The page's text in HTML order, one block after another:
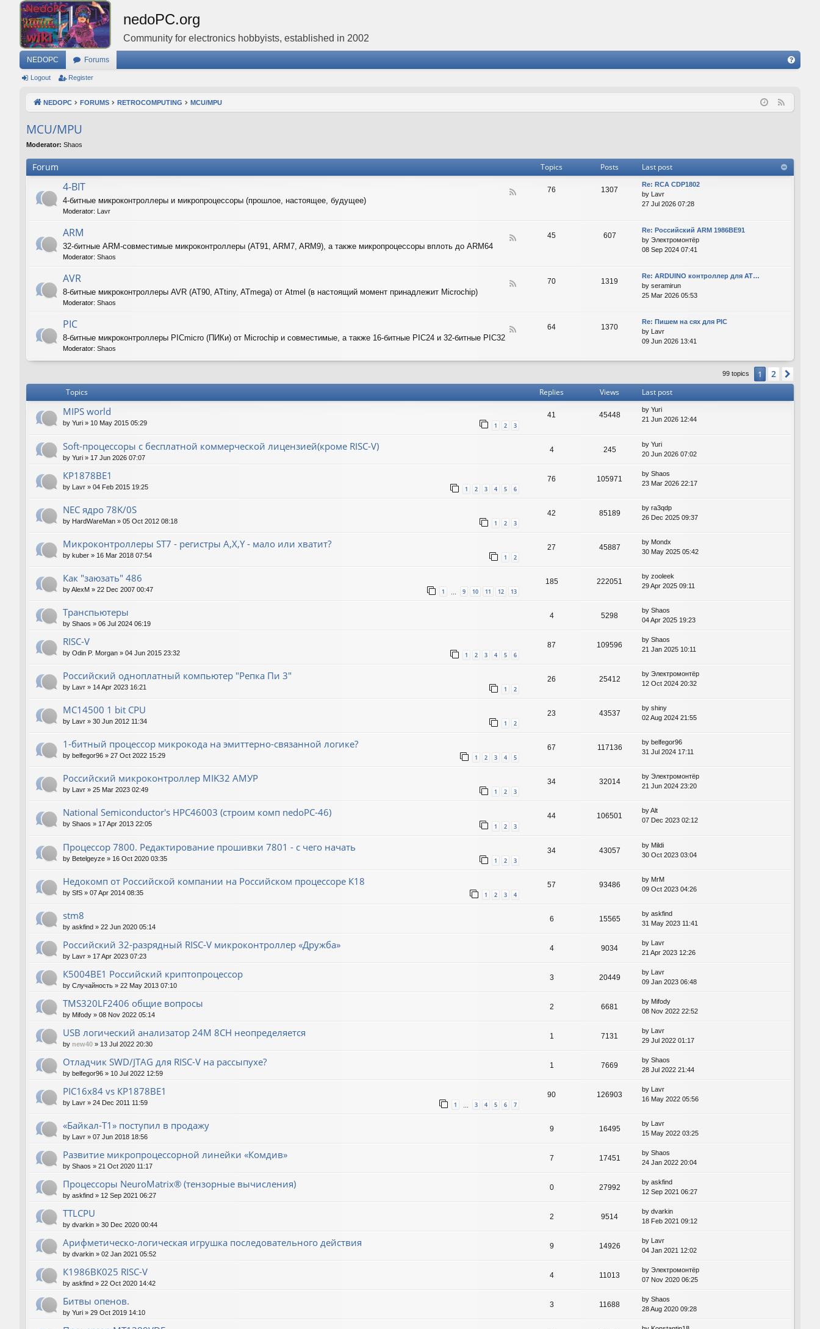
nedoPC.org
Community for electronics hobbyists, established in 2002
NEDOPC Forums
Q
Logout Register
NEDOPC FORUMS RETROCOMPUTING MCU/MPU
MCU/MPU
Moderator: Shaos
Forum Topics Posts Last post
F
d
4
T
4-BIT
4-битные микроконтроллеры и микропроцессоры (прошлое, настоящее, будущее)
Moderator: Lavr
76 1307
Re: RCA CDP1802
by Lavr
27 Jul 2026 07:28
F
d
A
ARM
32-битные ARM-совместимые микроконтроллеры (AT91, ARM7, ARM9), а также микропроцессоры вплоть до ARM64
Moderator: Shaos
45 607
Re: Российский ARM 1986ВЕ91
by Электромонтёр
08 Sep 2024 07:41
F
d
A
AVR
8-битные микроконтроллеры AVR (AT90, ATtiny, ATmega) от Atmel (в настоящий момент принадлежит Microchip)
Moderator: Shaos
70 1319
Re: ARDUINO контроллер для AT…
by seramirun
25 Mar 2026 05:53
F
PIC
8-битные микроконтроллеры PICmicro (ПИКи) от Microchip и совместимые, а также 16-битные PIC24 и 32-битные PIC32
Moderator: Shaos
64 1370
Re: Пишем на сях для PIC
by Lavr
09 Jun 2026 13:41
99 topics 1 2
Topics Replies Views Last post
MIPS world
by Yuri » 10 May 2015 05:29 1 2 3
41 45448
by Yuri
21 Jun 2026 12:44
Soft-процессоры с бесплатной коммерческой лицензией(кроме RISC-V)
by Yuri » 17 Jun 2026 07:07
4 245
by Yuri
20 Jun 2026 07:02
КР1878ВЕ1
by Lavr » 04 Feb 2015 19:25 1 2 3 4 5 6
76 105971
by Shaos
23 Mar 2026 22:17
NEC ядро 78K/0S
by HardWareMan » 05 Oct 2012 08:18 1 2 3
42 85189
by ra3qdp
26 Dec 2025 09:37
Микроконтроллеры ST7 - регистры A,X,Y - мало или хватит?
by kuber » 16 Mar 2018 07:54 1 2
27 45887
by Mondx
30 May 2025 05:42
Как "заюзать" 486
byAlexM » 22 Dec 2007 00:47 1 9 10 11 12 13
185 222051
by zooleek
29 Apr 2025 09:11
Транспьютеры
by Shaos » 06 Jul 2024 06:19
4 5298
by Shaos
04 Apr 2025 19:23
RISC-V
by Odin P. Morgan » 04 Jun 2015 23:32 1 2 3 4 5 6
87 109596
by Shaos
21 Jan 2025 10:11
Российский одноплатный компьютер "Репка Пи 3"
by Lavr » 14 Apr 2023 16:21 1 2
26 25412
by Электромонтёр
12 Oct 2024 20:32
MC14500 1 bit CPU
by Lavr » 30 Jun 2012 11:34 1 2
23 43537
by shiny
02 Aug 2024 21:55
1-битный процессор микрокода на эмиттерно-связанной логике?
by belfegor96 » 27 Oct 2022 15:29 1 2 3 4 5
67 117136
by belfegor96
31 Jul 2024 17:11
Российский микроконтроллер MIK32 АМУР
by Lavr » 25 Mar 2023 02:49 1 2 3
34 32014
by Электромонтёр
21 Jun 2024 23:20
National Semiconductor's HPC46003 (строим комп nedoPC-46)
by Shaos » 17 Apr 2013 22:05 1 2 3
44 106501
byAlt
07 Dec 2023 02:12
Процессор 7800. Редактирование прошивки 7801 - с чего начать
by Betelgeyze » 16 Oct 2020 03:35 1 2 3
34 43057
by Mildi
30 Oct 2023 03:04
Недокомп от Российской компании на Российском процессоре К18
by SfS » 07 Apr 2014 08:35 1 2 3 4
57 93486
by MrM
09 Oct 2023 04:26
stm8
by askfind » 22 Jun 2020 05:14
6 15565
by askfind
31 May 2023 11:41
Российский 32-разрядный RISC-V микроконтроллер «Дружба»
by Lavr » 17 Apr 2023 07:23
4 9034
by Lavr
21 Apr 2023 12:26
К5004ВЕ1 Российский криптопроцессор
by Случайность » 22 May 2013 07:10
3 20449
by Lavr
09 Jan 2023 06:48
TMS320LF2406 общие вопросы
by Mifody » 08 Nov 2022 05:14
2 6681
by Mifody
08 Nov 2022 22:52
USB логический анализатор 24M 8CH неопределяется
by new40 » 13 Jul 2022 20:30
1 7131
by Lavr
29 Jul 2022 01:17
Отладчик SWD/JTAG для RISC-V на рассыпухе?
by belfegor96 » 10 Jul 2022 12:59
1 7669
by Shaos
28 Jul 2022 21:44
PIC16x84 vs КР1878ВЕ1
by Lavr » 24 Dec 2011 11:59 1 3 4 5 6 7
90 126903
by Lavr
16 May 2022 05:56
«Байкал-T1» поступил в продажу
by Lavr » 07 Jun 2018 18:56
9 16495
by Lavr
15 May 2022 03:25
Развитие микропроцессорной линейки «Комдив»
by Shaos » 21 Oct 2020 11:17
7 17451
by Shaos
24 Jan 2022 20:04
Процессоры NeuroMatrix® (тензорные вычисления)
by askfind » 12 Sep 2021 06:27
0 27992
by askfind
12 Sep 2021 06:27
TTLCPU
by dvarkin » 30 Dec 2020 00:44
2 9514
by dvarkin
18 Feb 2021 09:12
Арифметическо-логическая игрушка последовательного действия
by dvarkin » 02 Jan 2021 05:52
9 14926
by Lavr
04 Jan 2021 12:02
К1986ВК025 RISC-V
by askfind » 22 Oct 2020 14:42
4 11013
by Электромонтёр
07 Nov 2020 06:25
Битвы опенов.
by Yuri » 29 Oct 2019 14:10
3 11688
by Shaos
28 Aug 2020 09:28